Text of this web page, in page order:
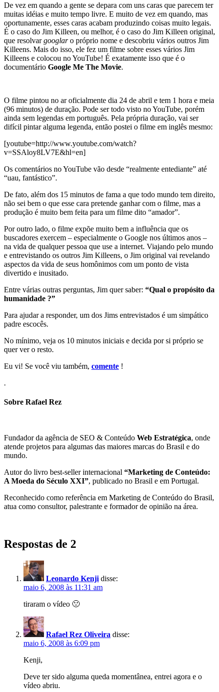
De vez em quando a gente se depara com uns caras que parecem ter
muitas idéias e muito tempo livre. E muito de vez em quando, mas
oportunamente, esses caras acabam produzindo coisas muito legais.
É o caso do Jim Killeen, ou melhor, é o caso do Jim Killeen original,
que resolvargooglaro próprio nome e descobriu vários outros Jim
Killeens. Mais do isso, ele fez um filme sobre esses vários Jim
Killeens e colocou no YouTube! É exatamente isso que é o
documentário Google Me The Movie.
O filme pintou no ar oficialmente dia 24 de abril e tem 1 hora e meia
(96 minutos) de duração. Pode ser todo visto no YouTube, porém
ainda sem legendas em português. Pela própria duração, vai ser
difícil pintar alguma legenda, então postei o filme em inglês mesmo:
[youtube=http://www.youtube.com/watch?
v=SSAloy8LV7E&hl=en]
Os comentários no YouTube vão desde “realmente entediante” até
“uau, fantástico”.
De fato, além dos 15 minutos de fama a que todo mundo tem direito,
não sei bem o que esse cara pretende ganhar com o filme, mas a
produção é muito bem feita para um filme dito “amador”.
Por outro lado, o filme expõe muito bem a influência que os
buscadores exercem – especialmente o Google nos últimos anos –
na vida de qualquer pessoa que use a internet. Viajando pelo mundo
e entrevistando os outros Jim Killeens, o Jim original vai revelando
aspectos da vida de seus homônimos com um ponto de vista
divertido e inusitado.
Entre várias outras perguntas, Jim quer saber: “Qual o propósito da
humanidade ?”
Para ajudar a responder, um dos Jims entrevistados é um simpático
padre escocês.
No mínimo, veja os 10 minutos iniciais e decida por si próprio se
quer ver o resto.
Eu vi! Se você viu também, comente !
.
Sobre Rafael Rez
Fundador da agência de SEO & Conteúdo Web Estratégica, onde
atende projetos para algumas das maiores marcas do Brasil e do
mundo.
Autor do livro best-seller internacional “Marketing de Conteúdo:
A Moeda do Século XXI”, publicado no Brasil e em Portugal.
Reconhecido como referência em Marketing de Conteúdo do Brasil,
atua como consultor, palestrante e formador de opinião na área.
Respostas de 2
Leonardo Kenji disse:
maio 6, 2008 às 11:31 am
tiraram o vídeo 🙁
Rafael Rez Oliveira disse:
maio 6, 2008 às 6:09 pm
Kenji,
Deve ter sido alguma queda momentânea, entrei agora e o
vídeo abriu.